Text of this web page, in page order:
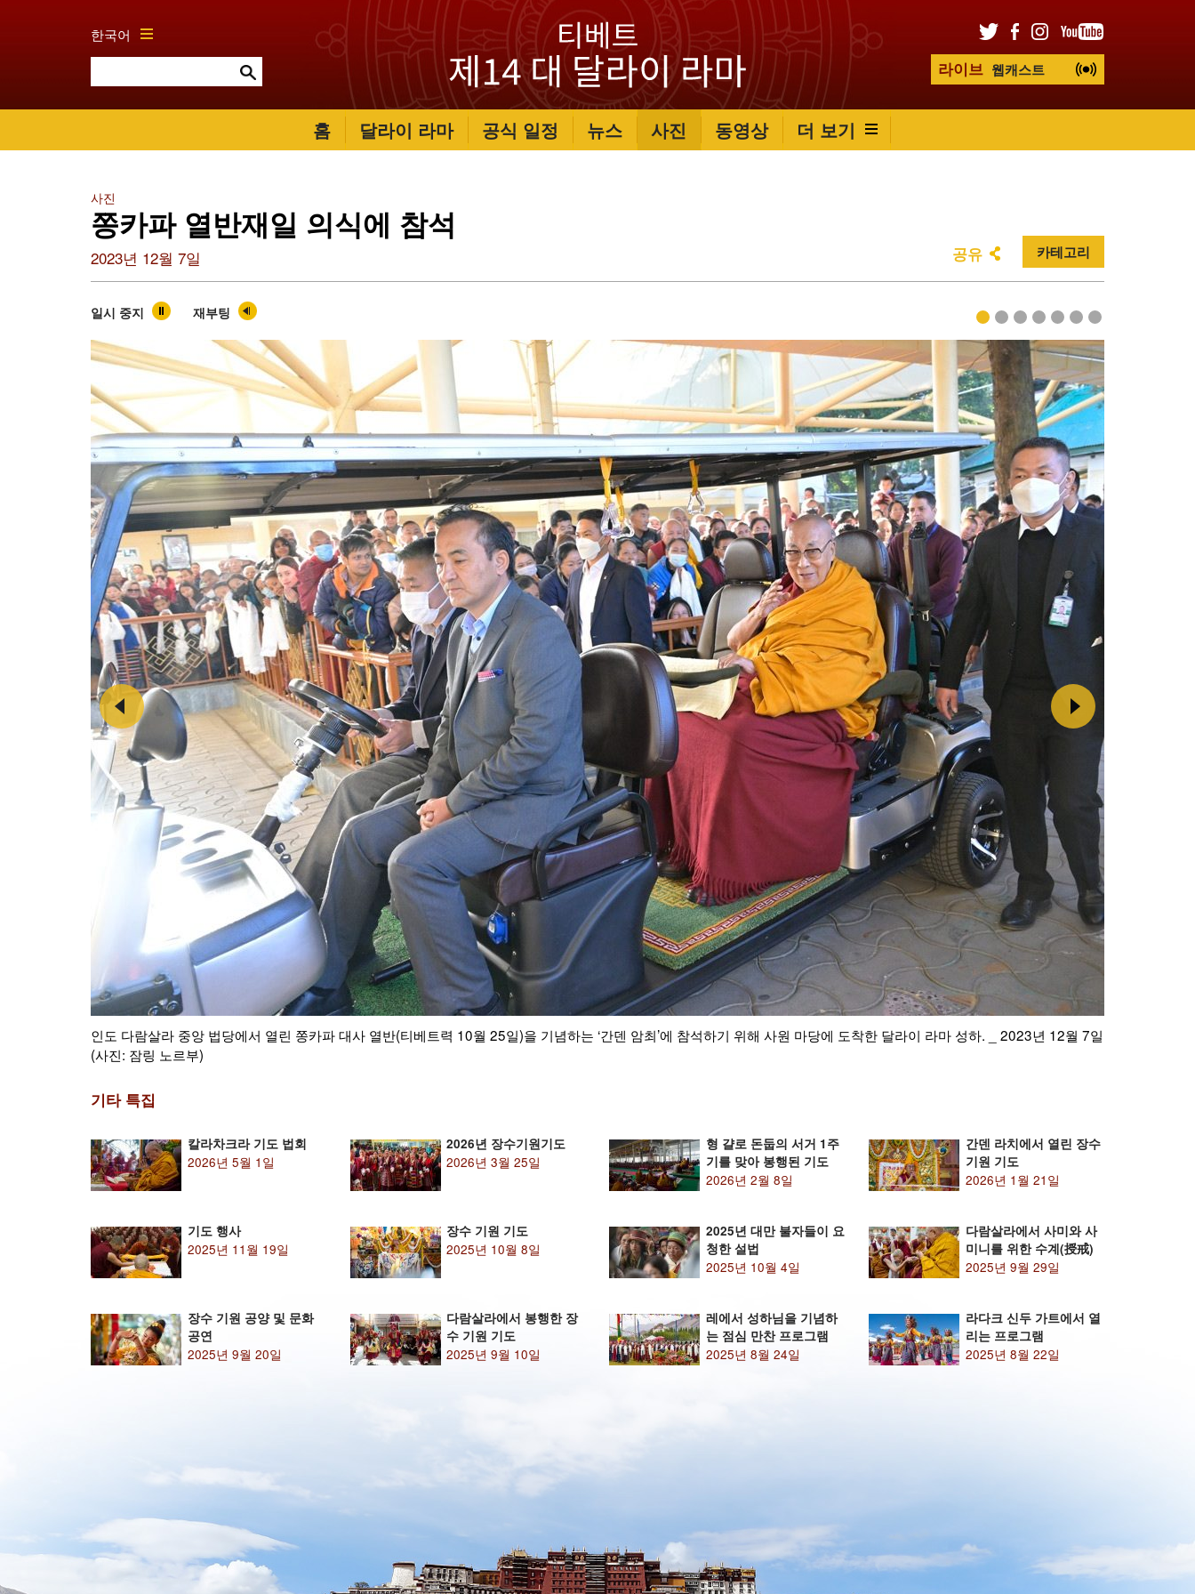
한국어
라이브 웹캐스트
홈 달라이 라마 공식 일정 뉴스 사진 동영상 더 보기
사진
쫑카파 열반재일 의식에 참석
2023년 12월 7일 공유 카테고리
일시 중지 재부팅
쫑카파 대사 열반일을 기념하는 ‘간덴 암최’에 달라이 라마 성하께서 도착한 것을 알리기 위해 티베트 중앙 사원의 승려들이 전통 악기를 연주하고 있다. _ 2023년 12월 7일
(사진: 잠링 노르부)
기타 특집
칼라차크라 기도 법회
2026년 5월 1일
2026년 장수기원기도
2026년 3월 25일
형 걀로 돈둡의 서거 1주
기를 맞아 봉행된 기도
2026년 2월 8일
간덴 라치에서 열린 장수
기원 기도
2026년 1월 21일
기도 행사
2025년 11월 19일
장수 기원 기도
2025년 10월 8일
2025년 대만 불자들이 요
청한 설법
2025년 10월 4일
다람살라에서 사미와 사
미니를 위한 수계(授戒)
2025년 9월 29일
장수 기원 공양 및 문화
공연
2025년 9월 20일
다람살라에서 봉행한 장
수 기원 기도
2025년 9월 10일
레에서 성하님을 기념하
는 점심 만찬 프로그램
2025년 8월 24일
라다크 신두 가트에서 열
리는 프로그램
2025년 8월 22일